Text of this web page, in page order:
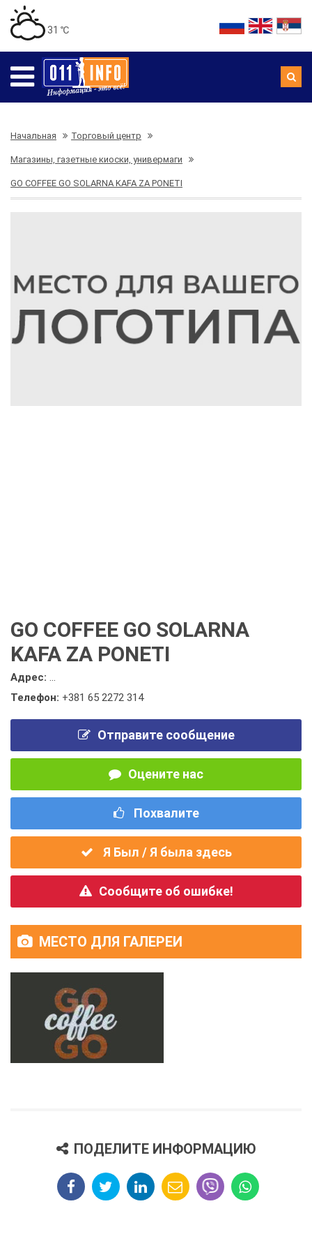
31 ℃
Начальная Торговый центр
Магазины, газетные киоски, универмаги
GO COFFEE GO SOLARNA KAFA ZA PONETI
GO COFFEE GO SOLARNA
KAFA ZA PONETI
Адрес: ...
Телефон: +381 65 2272 314
Отправите сообщение
Оцените нас
Похвалите
Я Был / Я была здесь
Сообщите об ошибке!
МЕСТО ДЛЯ ГАЛЕРЕИ
ПОДЕЛИТЕ ИНФОРМАЦИЮ